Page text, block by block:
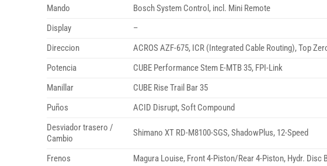
Mando
Bosch System Control, incl. Mini Remote
Display
–
Direccion
ACROS AZF-675, ICR (Integrated Cable Routing), Top
Potencia
CUBE Performance Stem E-MTB 35, FPI-Link
Manillar
CUBE Rise Trail Bar 35
Puños
ACID Disrupt, Soft Compound
Desviador trasero /
Cambio
Shimano XT RD-M8100-SGS, ShadowPlus, 12-Speed
Frenos
Magura Louise, Front 4-Piston/Rear 4-Piston, Hydr. Disc